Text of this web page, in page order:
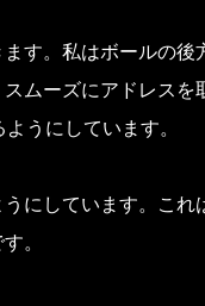
す。私はボールの後
ムーズにアドレスを
うにしています。
にしています。これ
。